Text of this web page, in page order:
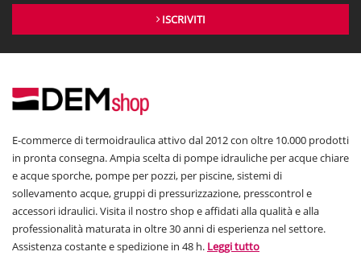
ISCRIVITI
E-commerce di termoidraulica attivo dal 2012 con oltre 10.000 prodotti
in pronta consegna. Ampia scelta di pompe idrauliche per acque chiare
e acque sporche, pompe per pozzi, per piscine, sistemi di
sollevamento acque, gruppi di pressurizzazione, presscontrol e
accessori idraulici. Visita il nostro shop e affidati alla qualità e alla
professionalità maturata in oltre 30 anni di esperienza nel settore.
Assistenza costante e spedizione in 48 h. Leggi tutto